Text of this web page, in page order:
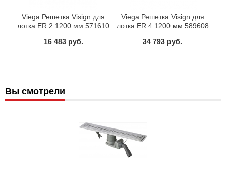
Viega Решетка Visign для
лотка ER 2 1200 мм 571610
16 483 руб.
Viega Решетка Visign для
лотка ER 4 1200 мм 589608
34 793 руб.
Вы смотрели